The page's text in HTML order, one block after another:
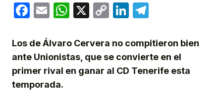
Facebook
EmailWhatsApp
X
CopyLinkedIn
Los de Álvaro Cervera no compitieron bien
ante Unionistas, que se convierte en el
primer rival en ganar al CD Tenerife esta
temporada.